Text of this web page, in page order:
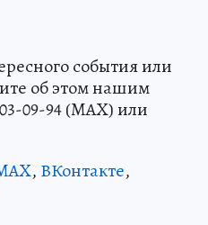
события или
об этом нашим
09-94 (MAX) или
, ВКонтакте,